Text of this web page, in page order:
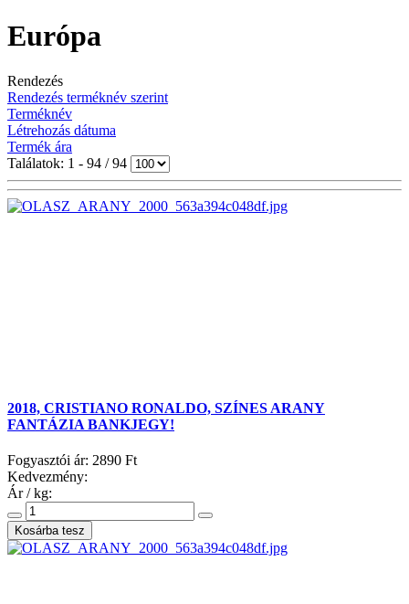
Európa
Rendezés
Rendezés terméknév szerint
Terméknév
Létrehozás dátuma
Termék ára
Találatok: 1 - 94 / 94
2018, CRISTIANO RONALDO, SZÍNES ARANY
FANTÁZIA BANKJEGY!
Fogyasztói ár: 2890 Ft
Kedvezmény:
Ár / kg: